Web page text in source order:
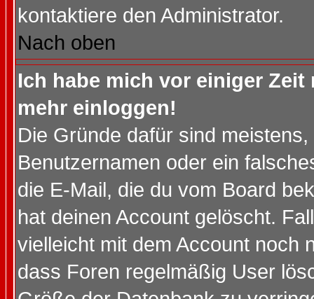
kontaktiere den Administrator.
Nach oben
Ich habe mich vor einiger
mehr einloggen!
Die Gründe dafür sind
Benutzernamen oder ein
die E-Mail, die du vom Board
hat deinen Account gelöscht.
vielleicht mit dem Account noch
dass Foren regelmäßig User